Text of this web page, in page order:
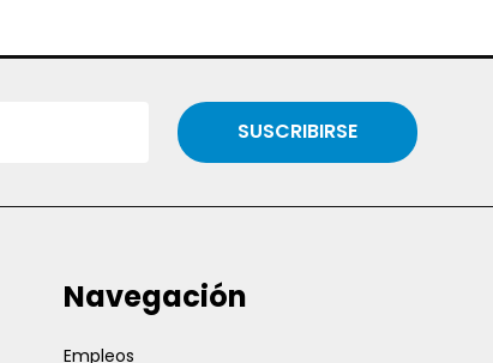
SUSCRIBIRSE
Navegación
Empleos